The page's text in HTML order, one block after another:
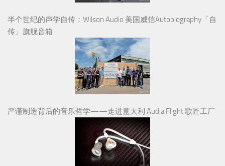
半个世纪的声学自传：Wilson Audio 美国威信Autobiography「自
传」旗舰音箱
严谨制造背后的音乐哲学——走进意大利 Audia Flight 歌匠工厂